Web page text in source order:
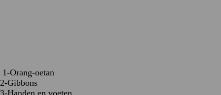
1-Orang-oetan
2-Gibbons